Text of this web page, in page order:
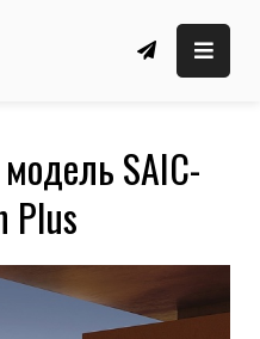
Автомобильный сайт
новости, обзоры, новые
SAIC-
Plus